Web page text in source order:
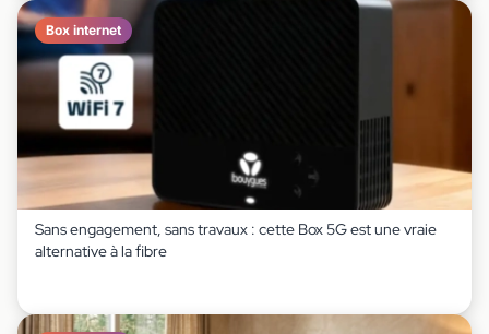
Box internet
Sans engagement, sans travaux : cette Box 5G est une vraie
alternative à la fibre